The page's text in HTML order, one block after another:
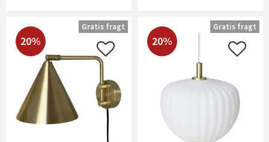
20%
Gratis fragt
20%
Gratis fragt